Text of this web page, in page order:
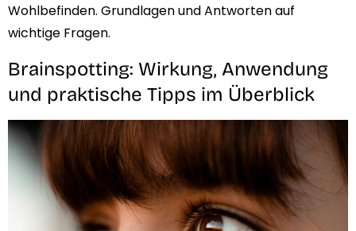
Wohlbefinden. Grundlagen und Antworten auf
wichtige Fragen.
Brainspotting: Wirkung, Anwendung
und praktische Tipps im Überblick